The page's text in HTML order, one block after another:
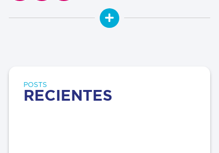
POSTS
RECIENTES